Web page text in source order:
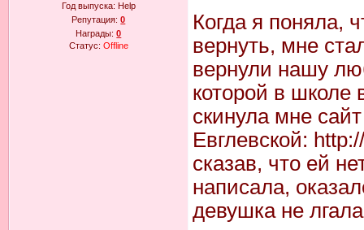
Год выпуска: Help
Репутация:0
Награды:0
Статус: Offline
Когда я поняла,
вернуть, мне
вернули нашу
которой в школе
скинула мне
Евглевской:
сказав, что ей
написала,
девушка не